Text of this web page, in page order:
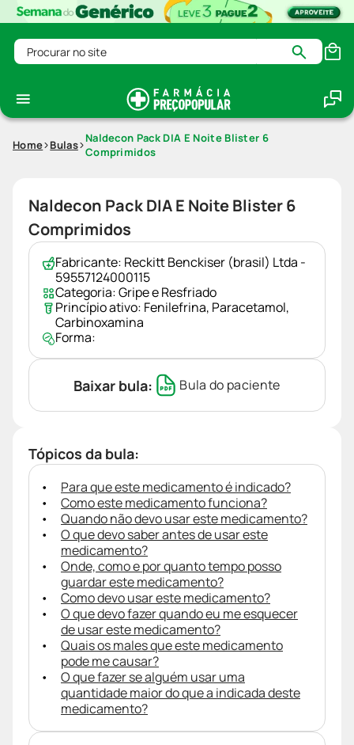
Procurar no site
Home Bulas Naldecon Pack DIA E Noite Blister 6
Comprimidos
Naldecon Pack DIA E Noite Blister 6
Comprimidos
Fabricante: Reckitt Benckiser (brasil) Ltda -
59557124000115
Categoria:Gripe e Resfriado
Princípio ativo: Fenilefrina, Paracetamol,
Carbinoxamina
Forma:
Baixar bula: Bula do paciente
Tópicos da bula:
Para que este medicamento é indicado?
Como este medicamento funciona?
Quando não devo usar este medicamento?
O que devo saber antes de usar este
medicamento?
Onde, como e por quanto tempo posso
guardar este medicamento?
Como devo usar este medicamento?
O que devo fazer quando eu me esquecer
de usar este medicamento?
Quais os males que este medicamento
pode me causar?
O que fazer se alguém usar uma
quantidade maior do que a indicada deste
medicamento?